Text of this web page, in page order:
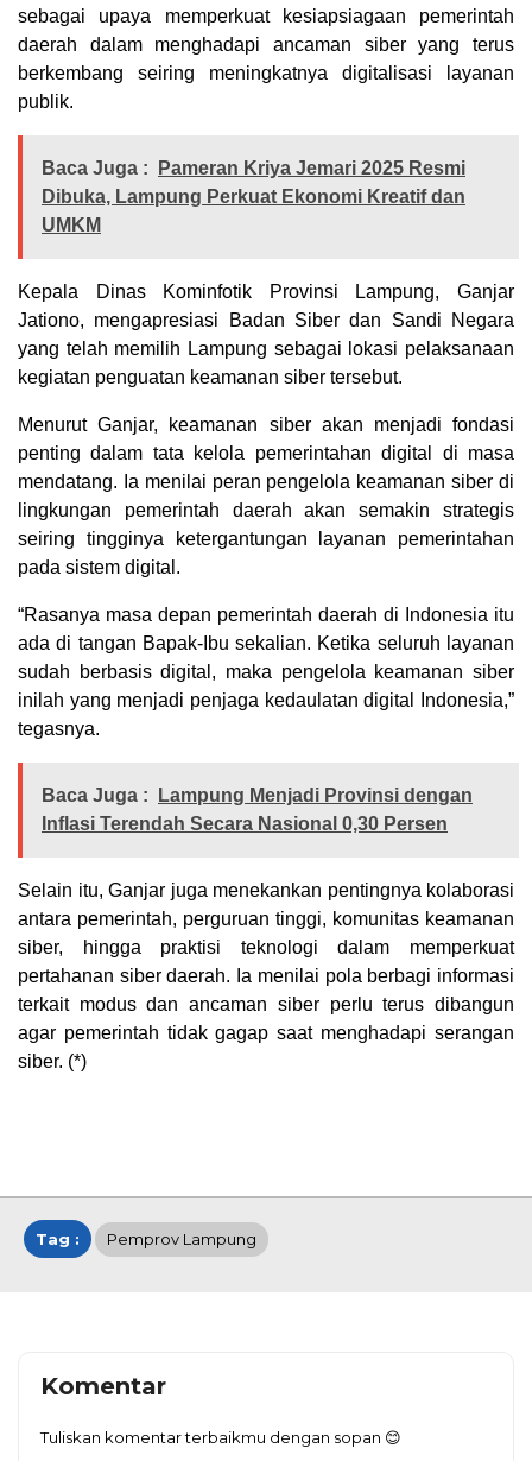
sebagai upaya memperkuat kesiapsiagaan pemerintah
daerah dalam menghadapi ancaman siber yang terus
berkembang seiring meningkatnya digitalisasi layanan
publik.
Baca Juga :
Pameran Kriya Jemari 2025 Resmi
Dibuka, Lampung Perkuat Ekonomi Kreatif dan
UMKM
Kepala Dinas Kominfotik Provinsi Lampung, Ganjar
Jationo, mengapresiasi
Badan Siber dan Sandi Negara
yang telah memilih Lampung sebagai lokasi pelaksanaan
kegiatan penguatan keamanan siber tersebut.
Menurut Ganjar, keamanan siber akan menjadi fondasi
penting dalam tata kelola pemerintahan digital di masa
mendatang. Ia menilai peran pengelola keamanan siber di
lingkungan pemerintah daerah akan semakin strategis
seiring tingginya ketergantungan layanan pemerintahan
pada sistem digital.
“Rasanya masa depan pemerintah daerah di Indonesia itu
ada di tangan Bapak-Ibu sekalian. Ketika seluruh layanan
sudah berbasis digital, maka pengelola keamanan siber
inilah yang menjadi penjaga kedaulatan digital Indonesia,”
tegasnya.
Baca Juga :
Lampung Menjadi Provinsi dengan
Inflasi Terendah Secara Nasional 0,30 Persen
Selain itu, Ganjar juga menekankan pentingnya kolaborasi
antara pemerintah, perguruan tinggi, komunitas keamanan
siber, hingga praktisi teknologi dalam memperkuat
pertahanan siber daerah. Ia menilai pola berbagi informasi
terkait modus dan ancaman siber perlu terus dibangun
agar pemerintah tidak gagap saat menghadapi serangan
siber. (*)
Tag : Pemprov Lampung
Komentar
Tuliskan komentar terbaikmu dengan sopan 😊